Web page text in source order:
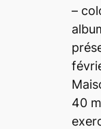
–
40